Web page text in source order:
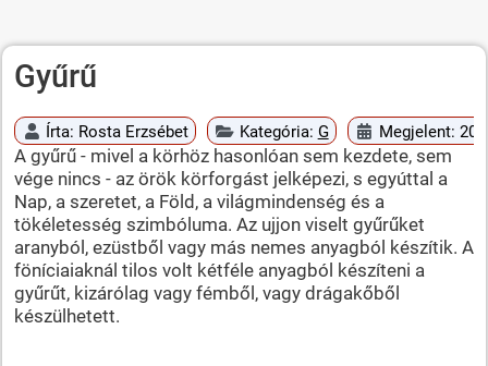
Gyűrű
Írta: Rosta Erzsébet Kategória: G Megjelent:
A gyűrű - mivel a körhöz hasonlóan sem kezdete, sem
vége nincs - az örök körforgást jelképezi, s egyúttal a
Nap, a szeretet, a Föld, a világmindenség és a
tökéletesség szimbóluma. Az ujjon viselt gyűrűket
aranyból, ezüstből vagy más nemes anyagból készítik. A
föníciaiaknál tilos volt kétféle anyagból készíteni a
gyűrűt, kizárólag vagy fémből, vagy drágakőből
készülhetett.